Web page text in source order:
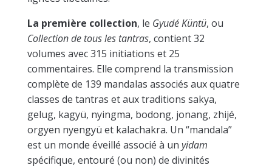
La première collection, le Gyudé Küntü, ou
Collection de tous les tantras, contient 32
volumes avec 315 initiations et 25
commentaires. Elle comprend la transmission
complète de 139 mandalas associés aux quatre
classes de tantras et aux traditions sakya,
gelug, kagyü, nyingma, bodong, jonang, zhijé,
orgyen nyengyü et kalachakra. Un “mandala”
est un monde éveillé associé à un yidam
spécifique, entouré (ou non) de divinités